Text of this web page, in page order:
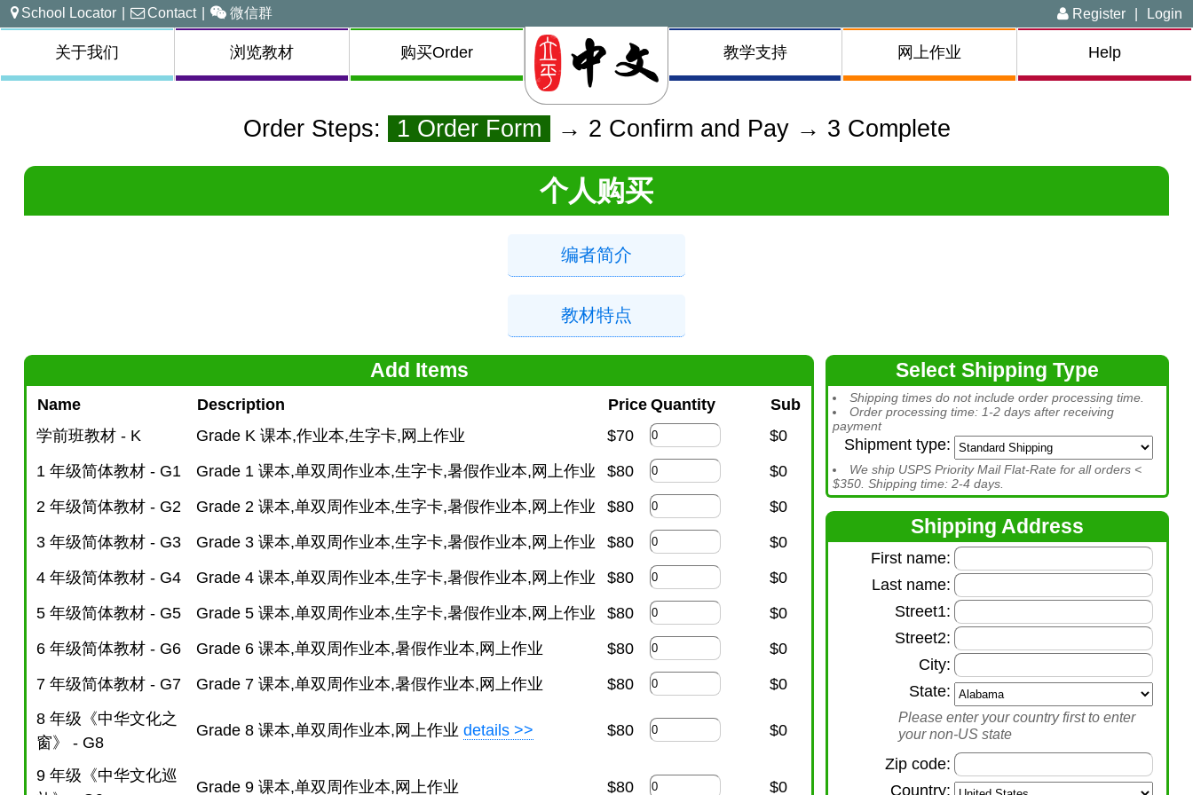
School Locator | Contact | 微信群 Register | Login
关于我们 浏览教材 购买Order 教学支持 网上作业 Help
Order Steps: 1 Order Form → 2 Confirm and Pay → 3 Complete
个人购买
编者简介
教材特点
Add Items
Name Description Price Quantity
Sub
学前班教材 - K
Grade K 课本,作业本,生字卡,网上作业 $70
$0
1 年级简体教材 - G1
Grade 1 课本,单双周作业本,生字卡,暑假作业本,网上作业 $80
$0
2 年级简体教材 - G2
Grade 2 课本,单双周作业本,生字卡,暑假作业本,网上作业 $80
$0
3 年级简体教材 - G3
Grade 3 课本,单双周作业本,生字卡,暑假作业本,网上作业 $80
$0
4 年级简体教材 - G4
Grade 4 课本,单双周作业本,生字卡,暑假作业本,网上作业 $80
$0
5 年级简体教材 - G5
Grade 5 课本,单双周作业本,生字卡,暑假作业本,网上作业 $80
$0
6 年级简体教材 - G6
Grade 6 课本,单双周作业本,暑假作业本,网上作业 $80
$0
7 年级简体教材 - G7
Grade 7 课本,单双周作业本,暑假作业本,网上作业 $80
$0
8 年级《中华文化之
窗》 - G8
Grade 8 课本,单双周作业本,网上作业 details >> $80 $0
9 年级《中华文化巡
Grade 9 课本,单双周作业本,网上作业 $80 $0
Select Shipping Type
Shipping times do not include order processing time.
Order processing time: 1-2 days after receiving
payment
Shipment type:
We ship USPS Priority Mail Flat-Rate for all orders <
$350. Shipping time: 2-4 days.
Shipping Address
First name:
Last name:
Street1:
Street2:
City:
State:
Please enter your country first to enter
your non-US state
Zip code:
Country: